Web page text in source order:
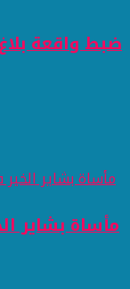
ضبط واقعة
مأساة بشاير